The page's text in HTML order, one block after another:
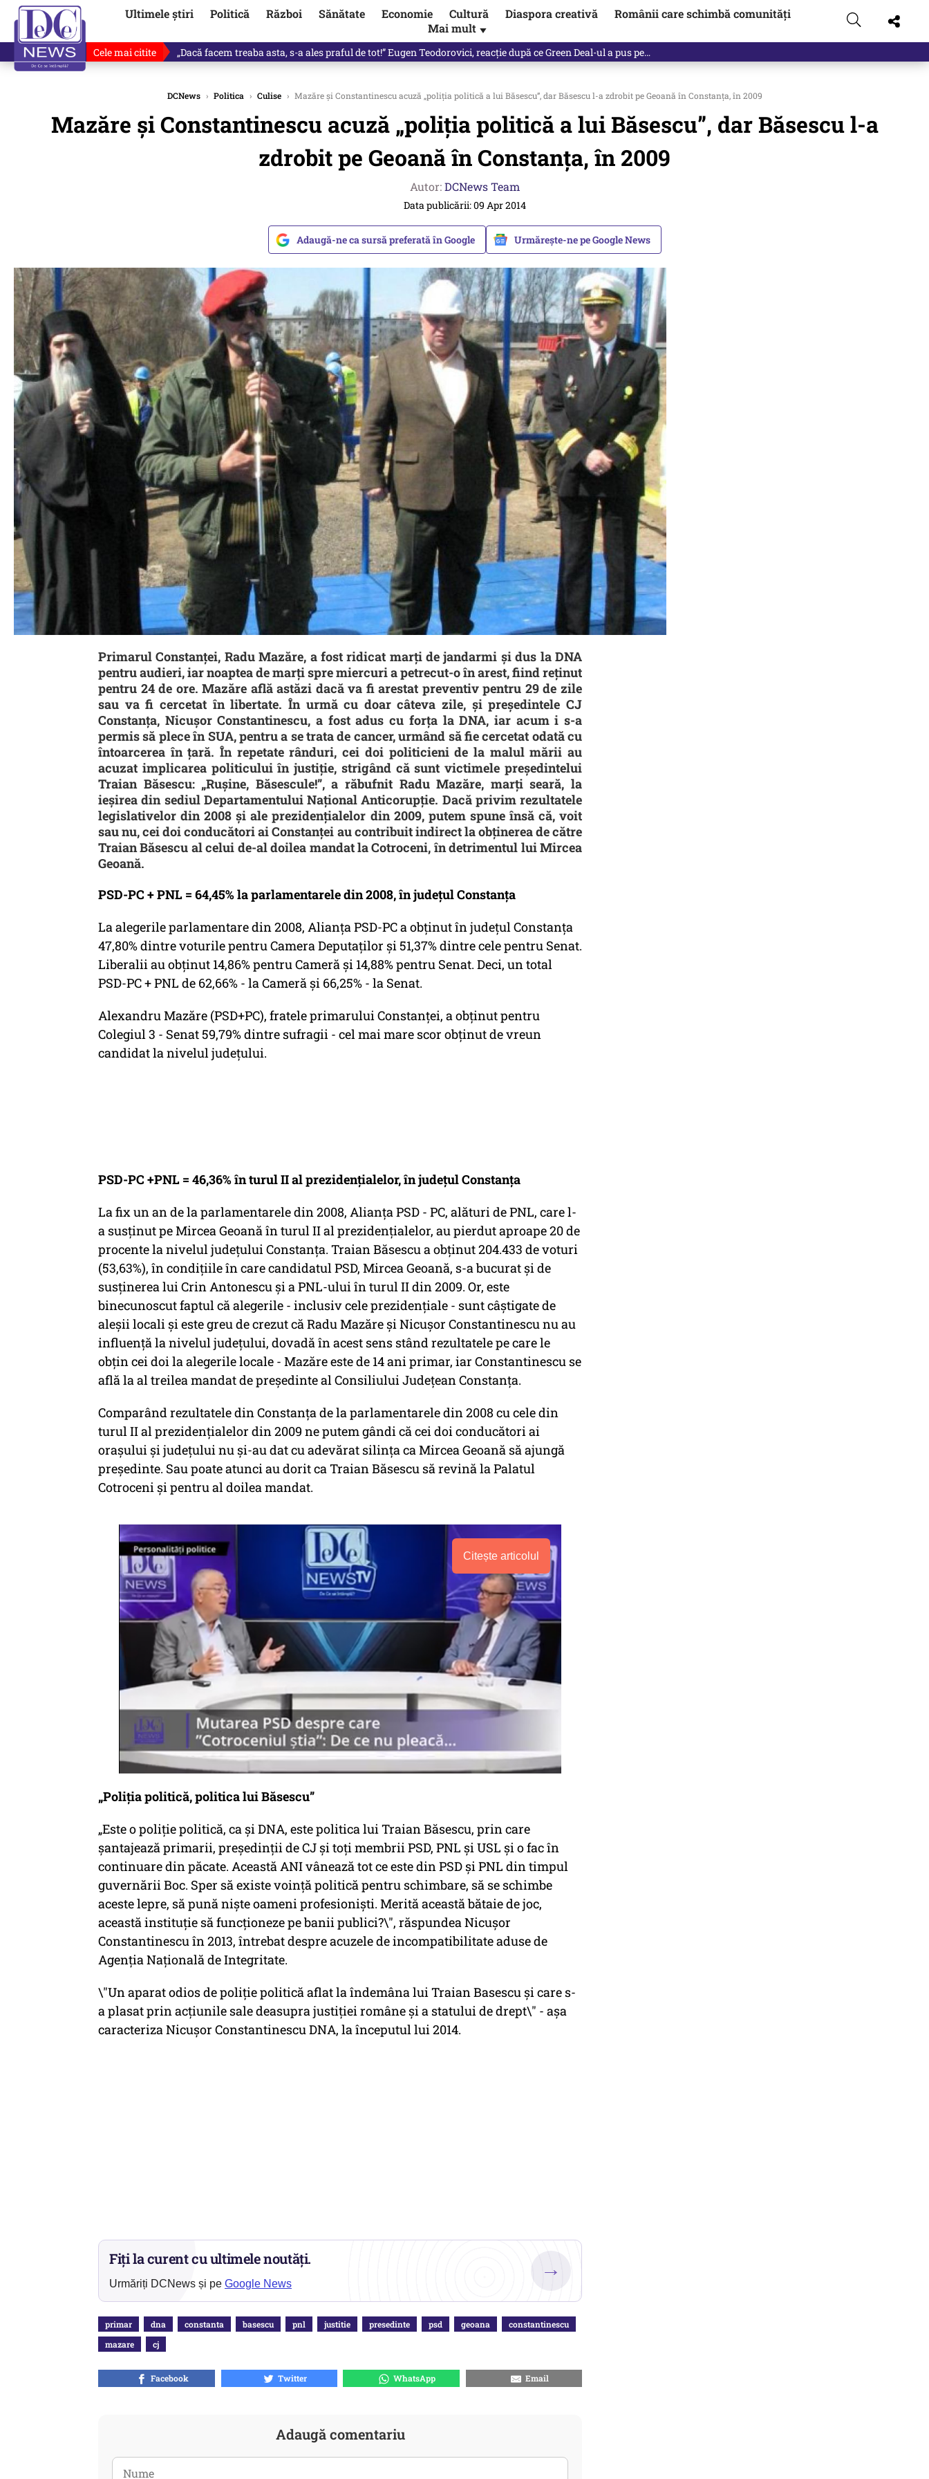
Ultimele știri Politică Război Sănătate Economie Cultură Diaspora creativă
Românii care schimbă comunități
Mai mult ▼
Cele mai citite Victor Ponta, anunț despre noul partid și viitorul său politic / video
DCNews › Politica › Culise › Mazăre și Constantinescu acuză „poliția politică a lui Băsescu”, dar Băsescu l-a zdrobit pe Geoană în Constanța, în 2009
Mazăre și Constantinescu acuză „poliția politică a lui Băsescu”, dar Băsescu l-a
zdrobit pe Geoană în Constanța, în 2009
Autor:DCNews Team
Data publicării: 09 Apr 2014
Adaugă-ne ca sursă preferată în Google Urmărește-ne pe Google News
Primarul Constanței, Radu Mazăre, a fost ridicat marți de jandarmi și dus la DNA
pentru audieri, iar noaptea de marți spre miercuri a petrecut-o în arest, fiind reținut
pentru 24 de ore. Mazăre află astăzi dacă va fi arestat preventiv pentru 29 de zile
sau va fi cercetat în libertate. În urmă cu doar câteva zile, și președintele CJ
Constanța, Nicușor Constantinescu, a fost adus cu forța la DNA, iar acum i s-a
permis să plece în SUA, pentru a se trata de cancer, urmând să fie cercetat odată cu
întoarcerea în țară. În repetate rânduri, cei doi politicieni de la malul mării au
acuzat implicarea politicului în justiție, strigând că sunt victimele președintelui
Traian Băsescu: „Rușine, Băsescule!”, a răbufnit Radu Mazăre, marți seară, la
ieșirea din sediul Departamentului Național Anticorupție. Dacă privim rezultatele
legislativelor din 2008 și ale prezidențialelor din 2009, putem spune însă că, voit
sau nu, cei doi conducători ai Constanței au contribuit indirect la obținerea de către
Traian Băsescu al celui de-al doilea mandat la Cotroceni, în detrimentul lui Mircea
Geoană.
PSD-PC + PNL = 64,45% la parlamentarele din 2008, în județul Constanța
La alegerile parlamentare din 2008, Alianța PSD-PC a obținut în județul Constanța
47,80% dintre voturile pentru Camera Deputaților și 51,37% dintre cele pentru Senat.
Liberalii au obținut 14,86% pentru Cameră și 14,88% pentru Senat. Deci, un total
PSD-PC + PNL de 62,66% - la Cameră și 66,25% - la Senat.
Alexandru Mazăre (PSD+PC), fratele primarului Constanței, a obținut pentru
Colegiul 3 - Senat 59,79% dintre sufragii - cel mai mare scor obținut de vreun
candidat la nivelul județului.
PSD-PC +PNL = 46,36% în turul II al prezidențialelor, în județul Constanța
La fix un an de la parlamentarele din 2008, Alianța PSD - PC, alături de PNL, care l-
a susținut pe Mircea Geoană în turul II al prezidențialelor, au pierdut aproape 20 de
procente la nivelul județului Constanța. Traian Băsescu a obținut 204.433 de voturi
(53,63%), în condițiile în care candidatul PSD, Mircea Geoană, s-a bucurat și de
susținerea lui Crin Antonescu și a PNL-ului în turul II din 2009. Or, este
binecunoscut faptul că alegerile - inclusiv cele prezidențiale - sunt câștigate de
aleșii locali și este greu de crezut că Radu Mazăre și Nicușor Constantinescu nu au
influență la nivelul județului, dovadă în acest sens stând rezultatele pe care le
obțin cei doi la alegerile locale - Mazăre este de 14 ani primar, iar Constantinescu se
află la al treilea mandat de președinte al Consiliului Județean Constanța.
Comparând rezultatele din Constanța de la parlamentarele din 2008 cu cele din
turul II al prezidențialelor din 2009 ne putem gândi că cei doi conducători ai
orașului și județului nu și-au dat cu adevărat silința ca Mircea Geoană să ajungă
președinte. Sau poate atunci au dorit ca Traian Băsescu să revină la Palatul
Cotroceni și pentru al doilea mandat.
Citește articolul
„Poliția politică, politica lui Băsescu”
„Este o poliţie politică, ca şi DNA, este politica lui Traian Băsescu, prin care
şantajează primarii, preşedinţii de CJ şi toţi membrii PSD, PNL şi USL şi o fac în
continuare din păcate. Această ANI vânează tot ce este din PSD şi PNL din timpul
guvernării Boc. Sper să existe voinţă politică pentru schimbare, să se schimbe
aceste lepre, să pună nişte oameni profesionişti. Merită această bătaie de joc,
această instituţie să funcţioneze pe banii publici?\", răspundea Nicuşor
Constantinescu în 2013, întrebat despre acuzele de incompatibilitate aduse de
Agenția Națională de Integritate.
\"Un aparat odios de poliție politică aflat la îndemâna lui Traian Basescu și care s-
a plasat prin acțiunile sale deasupra justiției române și a statului de drept\" - așa
caracteriza Nicușor Constantinescu DNA, la începutul lui 2014.
Fiți la curent cu ultimele noutăți.
Urmăriți DCNews și pe Google News
→
primar dna constanta basescu pnl justitie presedinte psd geoana
constantinescu
mazare
cj
Facebook Twitter WhatsApp Email
Adaugă comentariu